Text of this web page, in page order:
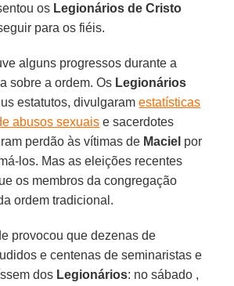
os Legionários de Cristo
para os fiéis.
alguns progressos durante a
sobre a ordem. Os Legionários
estatutos, divulgaramestatísticas
abusos sexuais e sacerdotes
perdão às vítimas de Maciel por
los. Mas as eleições recentes
os membros da congregação
ordem tradicional.
provocou que dezenas de
e centenas de seminaristas e
dos Legionários: no sábado ,